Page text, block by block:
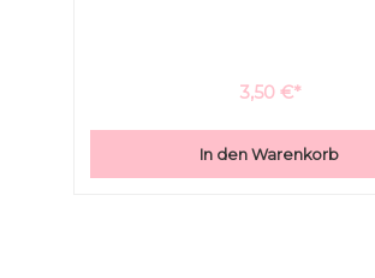
3,50 €*
In den Warenkorb